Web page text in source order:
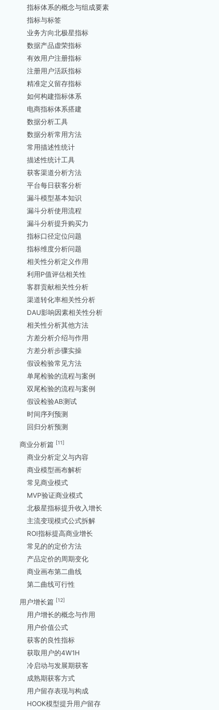
指标体系的概念与组成要素
指标与标签
业务方向北极星指标
数据产品虚荣指标
有效用户注册指标
注册用户活跃指标
精准定义留存指标
如何构建指标体系
电商指标体系搭建
数据分析工具
数据分析常用方法
常用描述性统计
描述性统计工具
获客渠道分析方法
平台每日获客分析
漏斗模型基本知识
漏斗分析使用流程
漏斗分析提升购买力
指标口径定位问题
指标维度分析问题
相关性分析定义作用
利用P值评估相关性
客群贡献相关性分析
渠道转化率相关性分析
DAU影响因素相关性分析
相关性分析其他方法
方差分析介绍与作用
方差分析步骤实操
假设检验常见方法
单尾检验的流程与案例
双尾检验的流程与案例
假设检验AB测试
时间序列预测
回归分析预测
商业分析篇 [11]
商业分析定义与内容
商业模型画布解析
常见商业模式
MVP验证商业模式
北极星指标提升收入增长
主流变现模式公式拆解
ROI指标提高商业增长
常见的的定价方法
产品定价的周期变化
商业画布第二曲线
第二曲线可行性
用户增长篇 [12]
用户增长的概念与作用
用户价值公式
获客的良性指标
获取用户的4W1H
冷启动与发展期获客
成熟期获客方式
用户留存表现与构成
HOOK模型提升用户留存